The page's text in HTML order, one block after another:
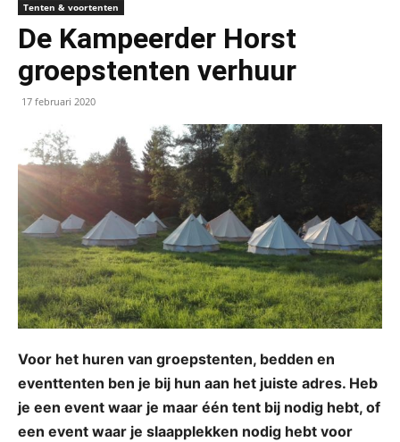
Tenten & voortenten
De Kampeerder Horst
groepstenten verhuur
17 februari 2020
Voor het huren van groepstenten, bedden en
eventtenten ben je bij hun aan het juiste adres. Heb
je een event waar je maar één tent bij nodig hebt, of
een event waar je slaapplekken nodig hebt voor